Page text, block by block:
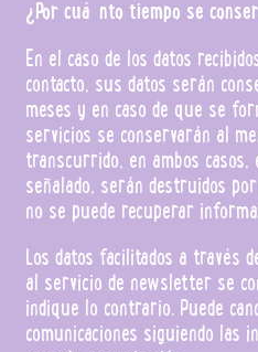
¿Por cuánto tiempo se
En el caso de los datos
contacto, sus datos serán
meses y en caso de que se
servicios se conservarán al
transcurrido, en ambos
señalado, serán destruidos
no se puede recuperar
Los datos facilitados a través
al servicio de newsletter se
indique lo contrario. Puede
comunicaciones siguiendo